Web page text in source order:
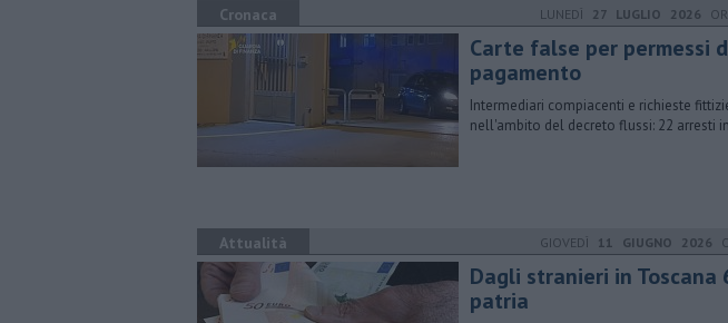
Cronaca LUNEDÌ 27 LUGLIO 2026
Carte false per permessi
pagamento
Intermediari compiacenti e richieste
nell'ambito del decreto flussi: 22 arresti
Attualità GIOVEDÌ 11 GIUGNO 2026
Dagli stranieri in Toscana
patria